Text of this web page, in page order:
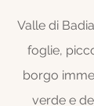
Valle di
foglie,
borgo
verde e